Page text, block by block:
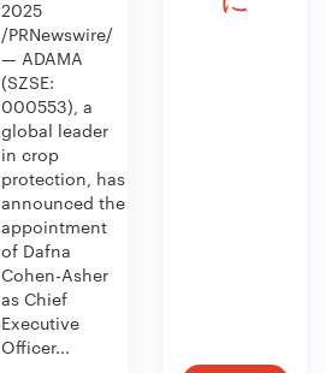
2025
/PRNewswire/
— ADAMA
(SZSE:
000553), a
global leader
in crop
protection, has
announced the
appointment
of Dafna
Cohen-Asher
as Chief
Executive
Officer...